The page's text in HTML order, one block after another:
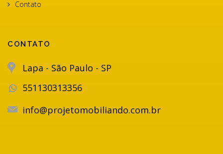
Contato
CONTATO
Lapa - São Paulo - SP
551130313356
info@projetomobiliando.com.br